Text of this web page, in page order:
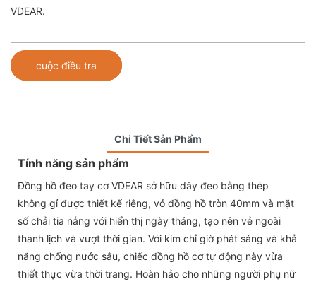
VDEAR.
cuộc điều tra
Chi Tiết Sản Phẩm
Tính năng sản phẩm
Đồng hồ đeo tay cơ VDEAR sở hữu dây đeo bằng thép
không gỉ được thiết kế riêng, vỏ đồng hồ tròn 40mm và mặt
số chải tia nắng với hiển thị ngày tháng, tạo nên vẻ ngoài
thanh lịch và vượt thời gian. Với kim chỉ giờ phát sáng và khả
năng chống nước sâu, chiếc đồng hồ cơ tự động này vừa
thiết thực vừa thời trang. Hoàn hảo cho những người phụ nữ